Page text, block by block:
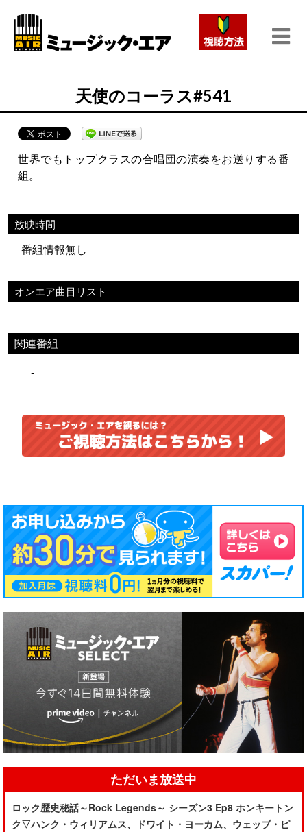
天使のコーラス#541
世界でもトップクラスの合唱団の演奏をお送りする番
組。
放映時間
番組情報無し
オンエア曲目リスト
関連番組
-
ただいま放送中
ロック歴史秘話～Rock Legends～ シーズン3 Ep8 ホンキートン
ク▽ハンク・ウィリアムス、ドワイト・ヨーカム、ウェッブ・ピ